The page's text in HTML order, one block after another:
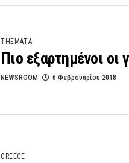
THEMATA
Πιο εξαρτημένοι οι
NEWSROOM 6 Φεβρουαρίου 2018
GREECE